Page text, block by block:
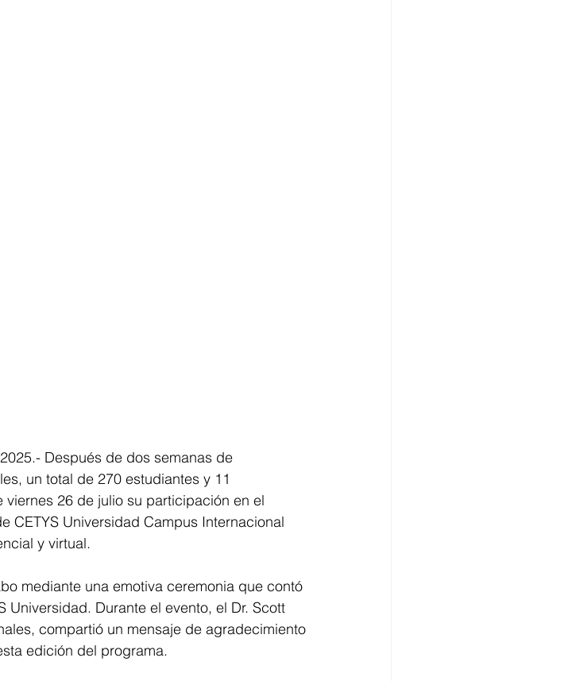
Después de dos semanas de
un total de 270 estudiantes y 11
26 de julio su participación en el
CETYS Universidad Campus Internacional
y virtual.
mediante una emotiva ceremonia que contó
Durante el evento, el Dr. Scott
compartió un mensaje de agradecimiento
edición del programa.